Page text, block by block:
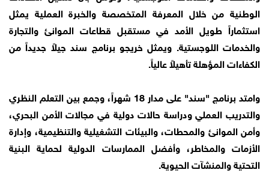
الوطنية من خلال المعرفة المتخصصة والخبرة العملية يمثل
استثماراً طويل الأمد في مستقبل قطاعات الموانئ والتجارة
والخدمات اللوجستية. ويمثل خريجو برنامج سند جيلاً جديداً من
الكفاءات المؤهلة تأهيلاً عالياً.
وامتد برنامج "سند" على مدار 18 شهراً، وجمع بين التعلم النظري
والتدريب العملي ودراسة حالات دولية في مجالات الأمن البحري،
وأمن الموانئ والمحطات، والبيئات التشغيلية والتنظيمية، وإدارة
الأزمات والمخاطر، وأفضل الممارسات الدولية لحماية البنية
التحتية والمنشآت الحيوية.